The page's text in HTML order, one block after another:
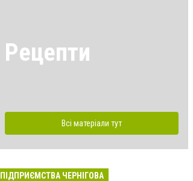
Рецепти
Всі матеріали тут
ПІДПРИЄМСТВА ЧЕРНІГОВА